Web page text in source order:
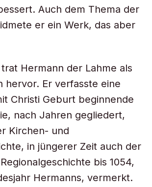
Auch dem Thema der
er ein Werk, das aber
Hermann der Lahme als
hervor. Er verfasste eine
Christi Geburt beginnende
nach Jahren gegliedert,
Kirchen- und
in jüngerer Zeit auch der
bis 1054,
Hermanns, vermerkt.